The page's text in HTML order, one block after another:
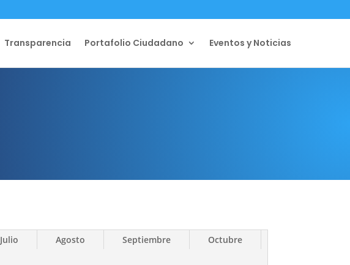
Transparencia Portafolio Ciudadano Eventos y Noticias
Julio Agosto Septiembre
Octubre